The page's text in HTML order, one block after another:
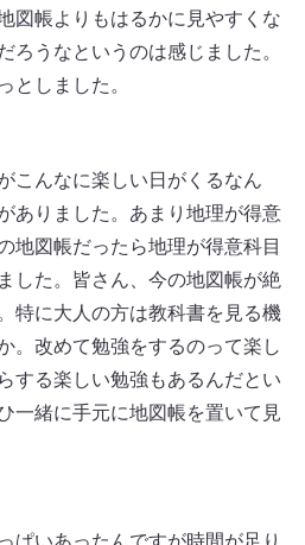
図帳よりもはるかに見やすくな
ろうなというのは感じました。
としました。
こんなに楽しい日がくるなん
ありました。あまり地理が得意
地図帳だったら地理が得意科目
した。皆さん、今の地図帳が絶
特に大人の方は教科書を見る機
。改めて勉強をするのって楽し
する楽しい勉強もあるんだとい
一緒に手元に地図帳を置いて見
ぱいあったんですが時間が足り